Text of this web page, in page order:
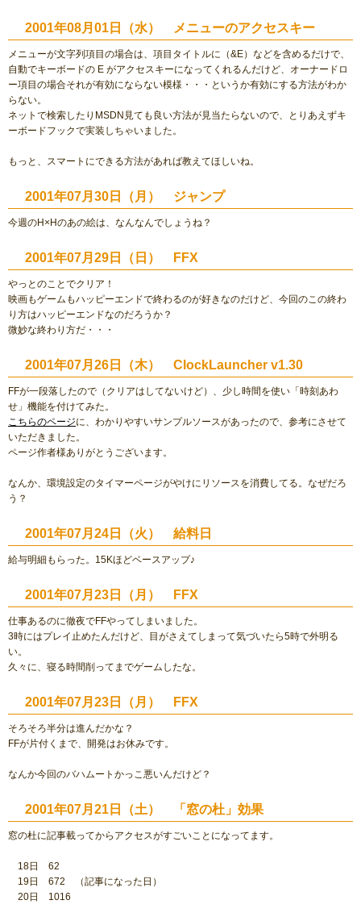
2001年08月01日（水） メニューのアクセスキー
メニューが文字列項目の場合は、項目タイトルに（&E）などを含めるだけで、
自動でキーボードの E がアクセスキーになってくれるんだけど、オーナードロ
ー項目の場合それが有効にならない模様・・・というか有効にする方法がわか
らない。
ネットで検索したりMSDN見ても良い方法が見当たらないので、とりあえずキ
ーボードフックで実装しちゃいました。
もっと、スマートにできる方法があれば教えてほしいね。
2001年07月30日（月） ジャンプ
今週のH×Hのあの絵は、なんなんでしょうね？
2001年07月29日（日） FFX
やっとのことでクリア！
映画もゲームもハッピーエンドで終わるのが好きなのだけど、今回のこの終わ
り方はハッピーエンドなのだろうか？
微妙な終わり方だ・・・
2001年07月26日（木） ClockLauncher v1.30
FFが一段落したので（クリアはしてないけど）、少し時間を使い「時刻あわ
せ」機能を付けてみた。
こちらのページに、わかりやすいサンプルソースがあったので、参考にさせて
いただきました。
ページ作者様ありがとうございます。
なんか、環境設定のタイマーページがやけにリソースを消費してる。なぜだろ
う？
2001年07月24日（火） 給料日
給与明細もらった。15Kほどベースアップ♪
2001年07月23日（月） FFX
仕事あるのに徹夜でFFやってしまいました。
3時にはプレイ止めたんだけど、目がさえてしまって気づいたら5時で外明る
い。
久々に、寝る時間削ってまでゲームしたな。
2001年07月23日（月） FFX
そろそろ半分は進んだかな？
FFが片付くまで、開発はお休みです。
なんか今回のバハムートかっこ悪いんだけど？
2001年07月21日（土） 「窓の杜」効果
窓の杜に記事載ってからアクセスがすごいことになってます。
18日 62
19日 672 （記事になった日）
20日 1016